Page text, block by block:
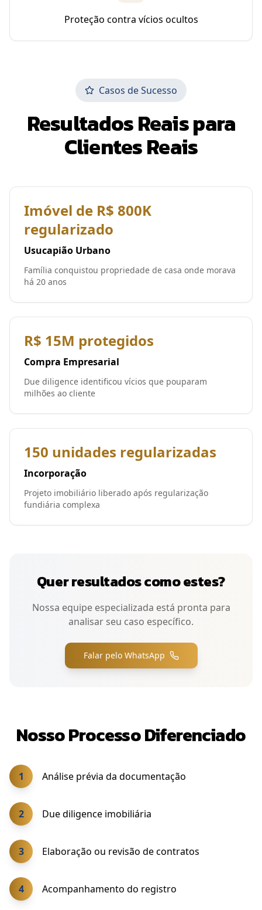
Proteção contra vícios ocultos
Casos de Sucesso
Resultados Reais para
Clientes Reais
Imóvel de R$ 800K
regularizado
Usucapião Urbano
Família conquistou propriedade de casa onde morava
há 20 anos
R$ 15M protegidos
Compra Empresarial
Due diligence identificou vícios que pouparam
milhões ao cliente
150 unidades regularizadas
Incorporação
Projeto imobiliário liberado após regularização
fundiária complexa
Quer resultados como estes?
Nossa equipe especializada está pronta para
analisar seu caso específico.
Falar pelo WhatsApp
Nosso Processo Diferenciado
1 Análise prévia da documentação
2 Due diligence imobiliária
3 Elaboração ou revisão de contratos
4 Acompanhamento do registro